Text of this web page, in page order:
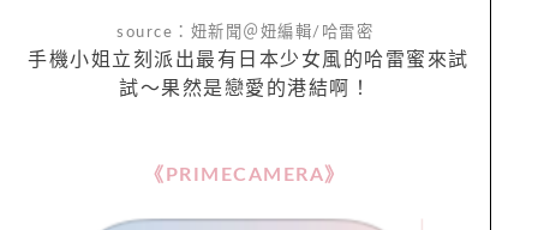
source：妞新聞＠妞編輯/哈雷密
手機小姐立刻派出最有日本少女風的哈雷蜜來試
試～果然是戀愛的港結啊！
《PRIMECAMERA》